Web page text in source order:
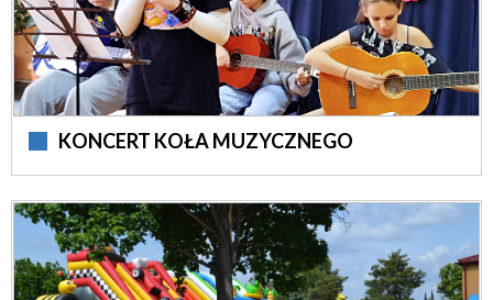
KONCERT KOŁA MUZYCZNEGO